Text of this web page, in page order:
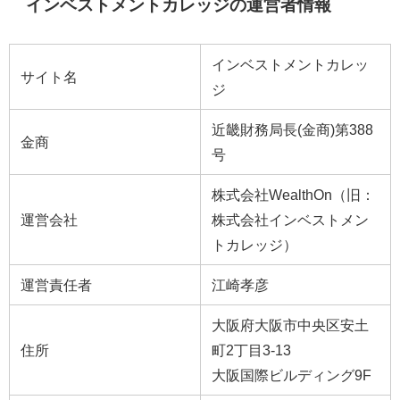
インベストメントカレッジの運営者情報
サイト名
インベストメントカレッ
ジ
金商
近畿財務局長(金商)第388
号
運営会社
株式会社WealthOn（旧：
株式会社インベストメン
トカレッジ）
運営責任者 江崎孝彦
住所
大阪府大阪市中央区安土
町2丁目3-13
大阪国際ビルディング9F